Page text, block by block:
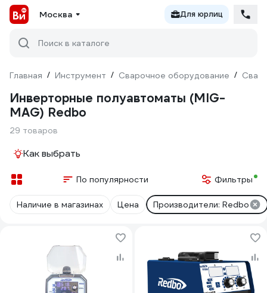
Москва Для юрлиц
Поиск в каталоге
Главная / Инструмент / Сварочное оборудование /
Инверторные полуавтоматы (MIG-
MAG) Redbo
29 товаров
Как выбрать
По популярности Фильтры
Наличие в магазинах Цена Производители: Redbo